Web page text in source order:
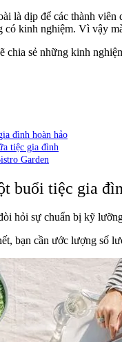
là dịp để các thành
có kinh nghiệm. Vì vậy
chia sẻ những kinh
đình hoàn hảo
tiệc gia đình
Garden
buổi tiệc gia
hỏi sự chuẩn bị kỹ
bạn cần ước lượng số